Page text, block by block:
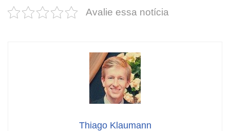
Avalie essa notícia
Thiago Klaumann